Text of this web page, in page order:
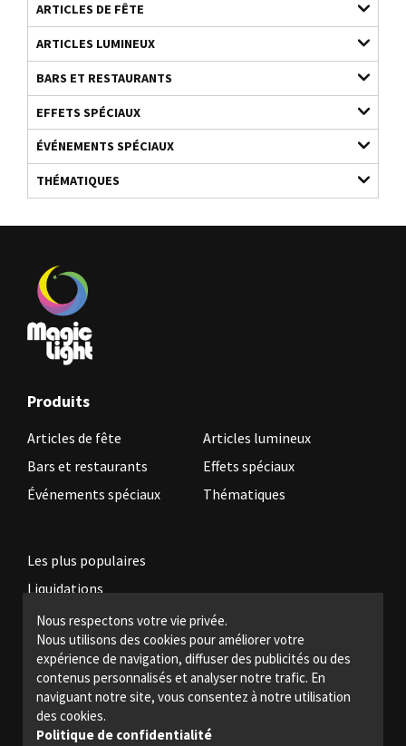
Nous respectons votre vie privée.
Nous utilisons des cookies pour améliorer votre
expérience de navigation, diffuser des publicités ou des
contenus personnalisés et analyser notre trafic. En
naviguant notre site, vous consentez à notre utilisation
des cookies.
Politique de confidentialité
ARTICLES DE FÊTE
ARTICLES LUMINEUX
BARS ET RESTAURANTS
EFFETS SPÉCIAUX
ÉVÉNEMENTS SPÉCIAUX
THÉMATIQUES
Produits
Articles de fête
Articles lumineux
Bars et restaurants
Effets spéciaux
Événements spéciaux
Thématiques
Les plus populaires
Liquidations
Devenez revendeur
Politiques légales
Nous joindre